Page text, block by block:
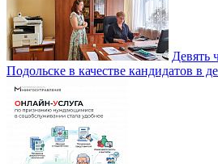
Девять
Подольске в качестве кандидатов в